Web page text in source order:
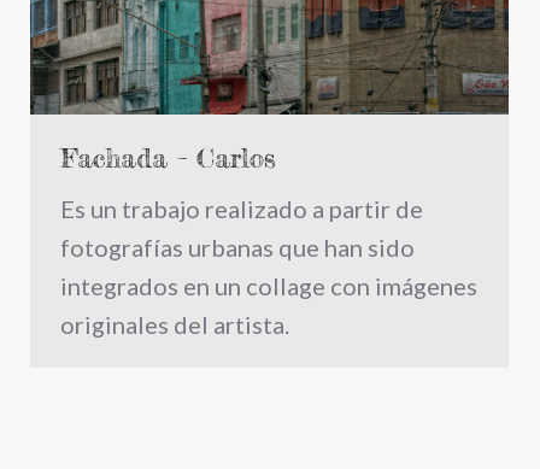
Fachada – Carlos
Es un trabajo realizado a partir de
fotografías urbanas que han sido
integrados en un collage con imágenes
originales del artista.